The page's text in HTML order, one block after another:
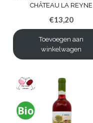
CHÂTEAU LA REYNE
€13,20
Toevoegen aan
winkelwagen